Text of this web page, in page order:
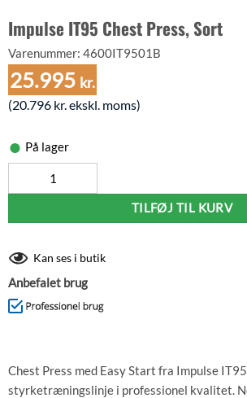
Impulse IT95 Chest Press, Sort
Varenummer: 4600IT9501B
25.995 kr.
(20.796 kr.ekskl. moms)
På lager
TILFØJ TIL KURV
Kan ses i butik
Anbefalet brug
Chest Press med Easy Start fra Impulse IT95
styrketræningslinje i professionel kvalitet.